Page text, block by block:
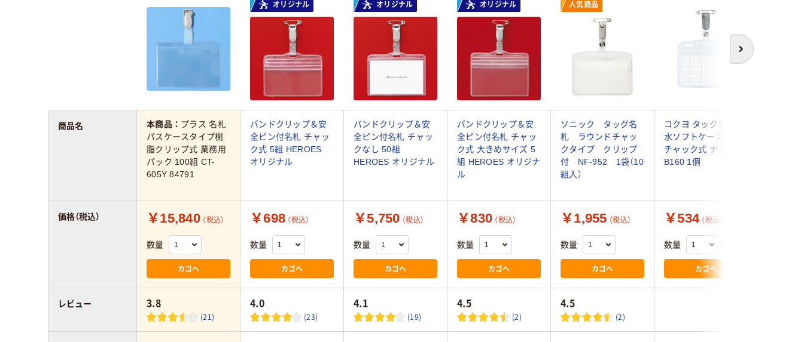
次へ
オリジナル オリジナル オリジナル 人気商品
本商品： プラス 名札
パスケースタイプ樹
脂クリップ式 業務用
パック 100組 CT-
605Y 84791
バンドクリップ＆安
全ピン付名札 チャッ
ク式 5組 HEROES
オリジナル
バンドクリップ＆安
全ピン付名札 チャッ
クなし 50組
HEROES オリジナル
バンドクリップ＆安
全ピン付名札 チャッ
ク式 大きめサイズ 5
組 HEROES オリジナ
ル
ソニック タッグ名
札 ラウンドチャッ
クタイプ クリップ
付 NF-952 1袋（10
組入）
コクヨ タッグ名札 防
水ソフトケース・密閉
チャック式 ナフ-
B160 1個
￥15,840 （税込）
数量
カゴへ
￥698 （税込）
数量
カゴへ
￥5,750 （税込）
数量
カゴへ
￥830 （税込）
数量
カゴへ
￥1,955 （税込）
数量
カゴへ
￥534 （税込）
数量
カゴへ
3.8
(21)
4.0
(23)
4.1
(19)
4.5
(2)
4.5
(2)
商品名
価格（税込）
レビュー